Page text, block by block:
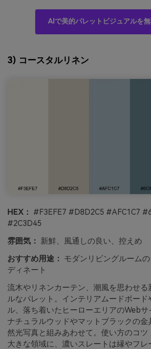
AIで美的パレットビジュアルを
3) コースタルリネン
HEX： #F3EFE7 #D8D2C5 #AFC1C7
#2C3D45
雰囲気： 新鮮、風通しの良い、控えめ
おすすめ用途： モダンリビングルーム
ディネート
流木やリネンカーテン、潮風を思わせる
ルなパレット。インテリアムードボード
ル、落ち着いたヒーローエリアのWebサ
ナチュラルウッドやマットブラックの金
然光写真と組みあわせて。使い方のコツ
大きな領域に、濃いスレートは縁やフレ